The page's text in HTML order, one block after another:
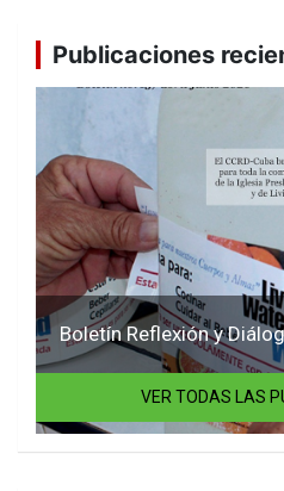
Publicaciones
Boletín Reflexión y
VER TODAS LAS